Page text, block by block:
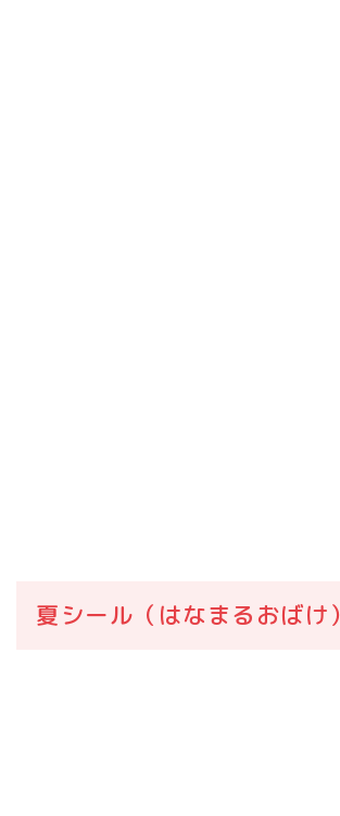
夏シール（はなまるおばけ）